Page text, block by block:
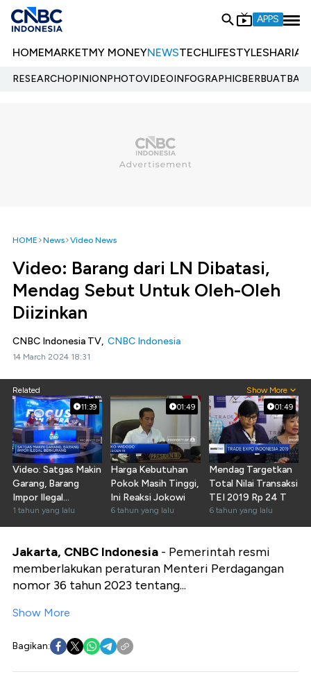
APPS
HOMEMARKETMY MONEYNEWSTECHLIFESTYLESHARIA
RESEARCHOPINIONPHOTOVIDEOINFOGRAPHIC
HOME News Video News
Video: Barang dari LN Dibatasi,
Mendag Sebut Untuk Oleh-Oleh
Diizinkan
CNBC Indonesia TV, CNBC Indonesia
14 March 2024 18:31
Related Show More
11:39
Video: Satgas Makin
Garang, Barang
Impor Ilegal
Berkurang
1 tahun yang lalu
01:49
Harga Kebutuhan
Pokok Masih Tinggi,
Ini Reaksi Jokowi
6 tahun yang lalu
01:49
Mendag Targetkan
Total Nilai Transaksi
TEI 2019 Rp 24 T
6 tahun yang lalu
Jakarta, CNBC Indonesia - Pemerintah resmi
memberlakukan peraturan Menteri Perdagangan
nomor 36 tahun 2023 tentang...
Show More
Bagikan: